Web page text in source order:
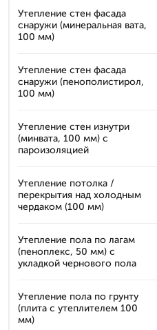
Утепление стен фасада
снаружи (минеральная вата,
100 мм)
Утепление стен фасада
снаружи (пенополистирол,
100 мм)
Утепление стен изнутри
(минвата, 100 мм) с
пароизоляцией
Утепление потолка /
перекрытия над холодным
чердаком (100 мм)
Утепление пола по лагам
(пеноплекс, 50 мм) с
укладкой чернового пола
Утепление пола по грунту
(плита с утеплителем 100
мм)